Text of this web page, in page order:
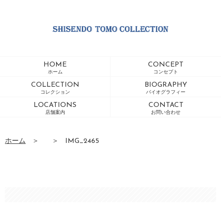
HOME
ホーム
CONCEPT
コンセプト
COLLECTION
コレクション
BIOGRAPHY
バイオグラフィー
LOCATIONS
店舗案内
CONTACT
お問い合わせ
ホーム ＞ ＞ IMG_2465